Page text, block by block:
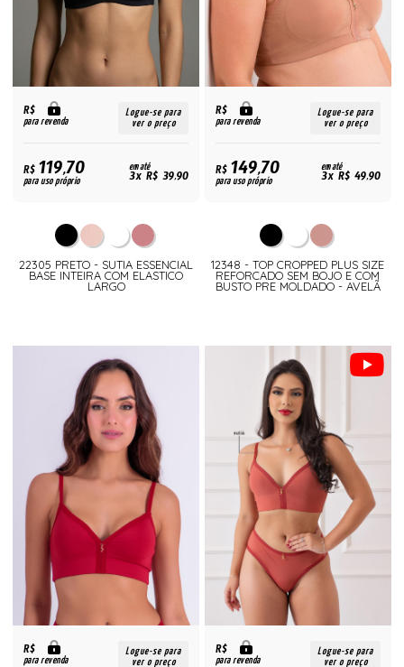
R$
para revenda
Logue-se para
ver o preço
R$119,70
para uso próprio
em até
3x R$ 39,90
22305 PRETO - SUTIA ESSENCIAL
BASE INTEIRA COM ELASTICO
LARGO
R$
para revenda
Logue-se para
ver o preço
R$149,70
para uso próprio
em até
3x R$ 49,90
12348 - TOP CROPPED PLUS SIZE
REFORCADO SEM BOJO E COM
BUSTO PRE MOLDADO - AVELÃ
R$
para revenda
Logue-se para
ver o preço
R$
para revenda
Logue-se para
ver o preço